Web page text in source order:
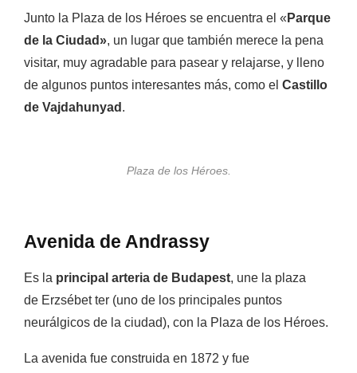
Junto la Plaza de los Héroes se encuentra el « Parque
de la Ciudad», un lugar que también merece la pena
visitar, muy agradable para pasear y relajarse, y lleno
de algunos puntos interesantes más, como el Castillo
de Vajdahunyad .
Plaza de los Héroes.
Avenida de Andrassy
Es la principal arteria de Budapest, une la plaza
de Erzsébet ter (uno de los principales puntos
neurálgicos de la ciudad), con la Plaza de los Héroes.
La avenida fue construida en 1872 y fue